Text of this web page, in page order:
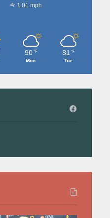
1.01 mph
90 ℉
Mon
81 ℉
Tue